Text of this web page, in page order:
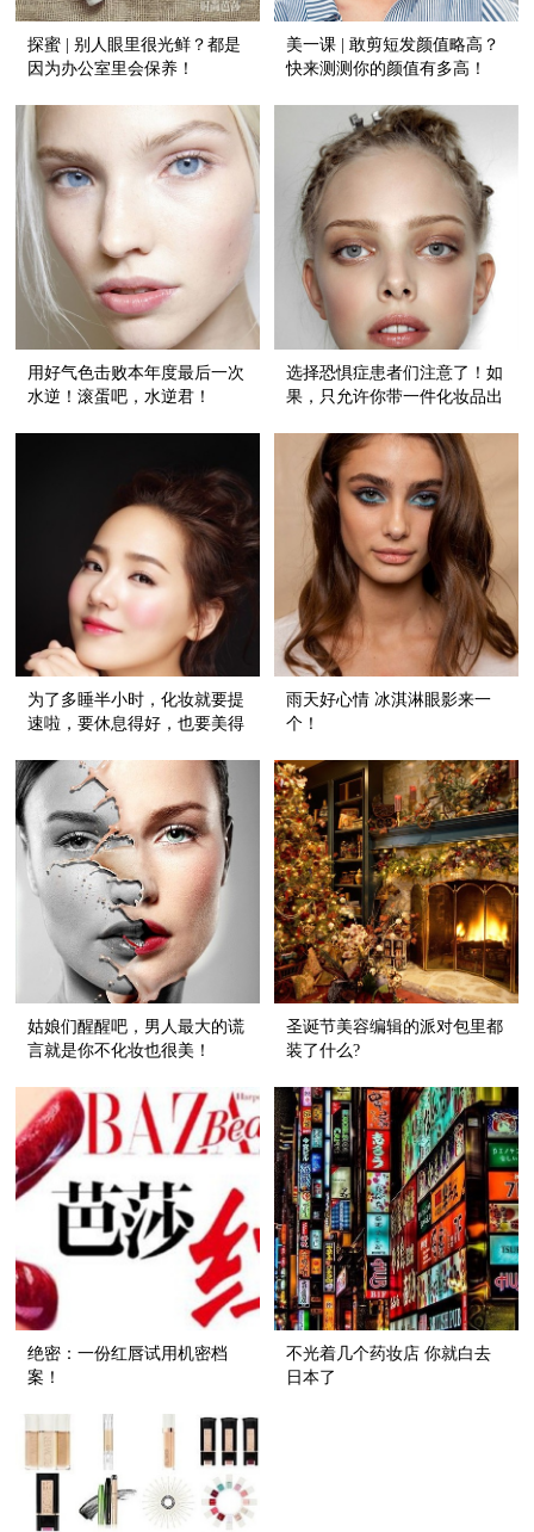
探蜜 | 别人眼里很光鲜？都是
因为办公室里会保养！
美一课 | 敢剪短发颜值略高？
快来测测你的颜值有多高！
用好气色击败本年度最后一次
水逆！滚蛋吧，水逆君！
选择恐惧症患者们注意了！如
果，只允许你带一件化妆品出
为了多睡半小时，化妆就要提
速啦，要休息得好，也要美得
雨天好心情 冰淇淋眼影来一
个！
姑娘们醒醒吧，男人最大的谎
言就是你不化妆也很美！
圣诞节美容编辑的派对包里都
装了什么?
绝密：一份红唇试用机密档
案！
不光着几个药妆店 你就白去
日本了